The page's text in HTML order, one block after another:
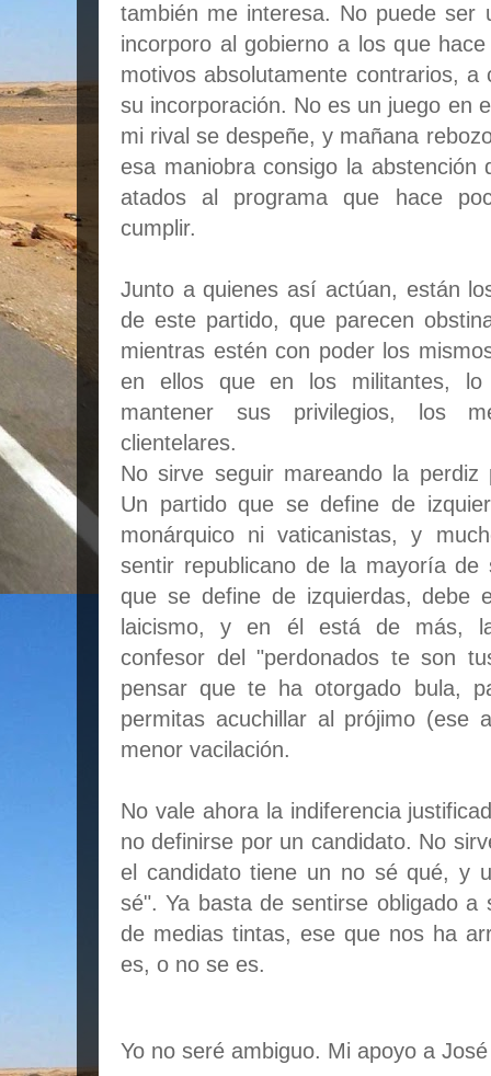
también me interesa. No puede ser
incorporo al gobierno a los que
motivos absolutamente contrarios, a
su incorporación. No es un juego en
mi rival se despeñe, y mañana
esa maniobra consigo la abstención
atados al programa que hace
cumplir.
Junto a quienes así actúan, están
de este partido, que parecen
mientras estén con poder los
en ellos que en los militantes,
mantener sus privilegios, los
clientelares.
No sirve seguir mareando la perdiz
Un partido que se define de
monárquico ni vaticanistas, y
sentir republicano de la mayoría de
que se define de izquierdas, debe
laicismo, y en él está de más,
confesor del "perdonados te son
pensar que te ha otorgado bula,
permitas acuchillar al prójimo (ese
menor vacilación.
No vale ahora la indiferencia
no definirse por un candidato. No
el candidato tiene un no sé qué, y
sé". Ya basta de sentirse obligado a
de medias tintas, ese que nos ha
es, o no se es.
Yo no seré ambiguo. Mi apoyo a